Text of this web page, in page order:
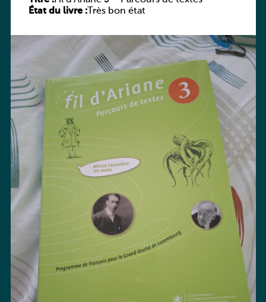
État du livre :Très bon état